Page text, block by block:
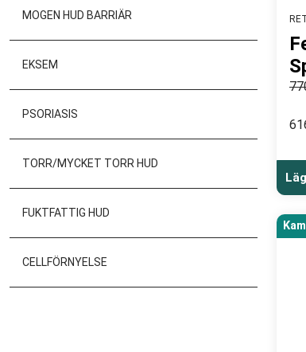
MOGEN HUD BARRIÄR
EKSEM
PSORIASIS
TORR/MYCKET TORR HUD
FUKTFATTIG HUD
CELLFÖRNYELSE